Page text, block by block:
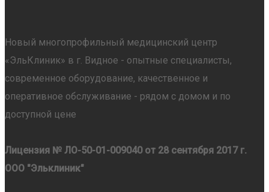
Новый многопрофильный медицинский центр
«ЭльКлиник» в г. Видное - опытные специалисты,
современное оборудование, качественное и
оперативное обслуживание - рядом с домом и по
доступной цене
Лицензия № ЛО-50-01-009040 от 28 сентября 2017 г.
ООО "Эльклиник"